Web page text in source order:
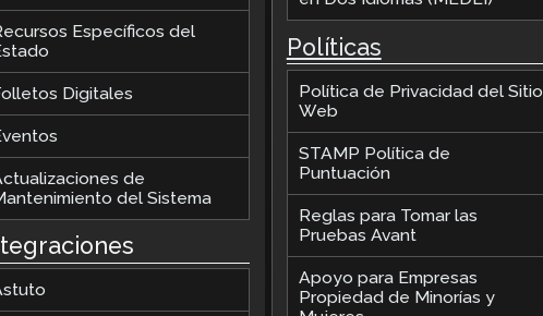
Específicos del
Digitales
de
del Sistema
Políticas
Política de Privacidad del Sitio
Web
STAMP Política de
Puntuación
Reglas para Tomar las
Pruebas Avant
Apoyo para Empresas
Propiedad de Minorías y